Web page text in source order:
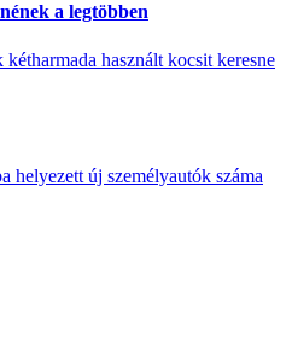
a legtöbben
használt kocsit keresne
helyezett új személyautók száma